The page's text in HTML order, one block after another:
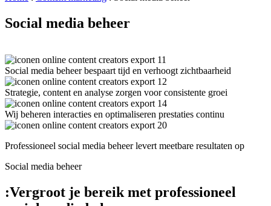
Social media beheer
Social media beheer bespaart tijd en verhoogt zichtbaarheid
Strategie, content en analyse zorgen voor consistente groei
Wij beheren interacties en optimaliseren prestaties continu
Professioneel social media beheer levert meetbare resultaten op
Social media beheer
:Vergroot je bereik met professioneel